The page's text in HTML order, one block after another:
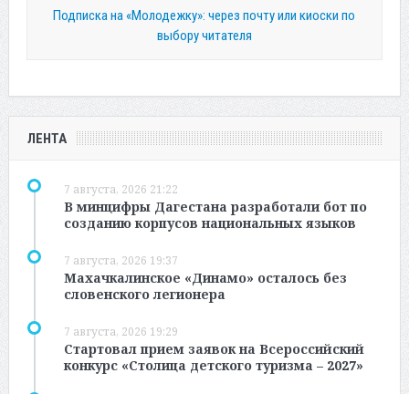
Подписка на «Молодежку»: через почту или киоски по
выбору читателя
ЛЕНТА
7 августа, 2026 21:22
В минцифры Дагестана разработали бот по
созданию корпусов национальных языков
7 августа, 2026 19:37
Махачкалинское «Динамо» осталось без
словенского легионера
7 августа, 2026 19:29
Стартовал прием заявок на Всероссийский
конкурс «Столица детского туризма – 2027»